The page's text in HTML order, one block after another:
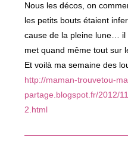
Nous les décos, on
les petits bouts étaient
cause de la pleine lune…
met quand même tout sur
Et voilà ma semaine des
http://maman-trouvetou-
partage.blogspot.fr/2012/
2.html